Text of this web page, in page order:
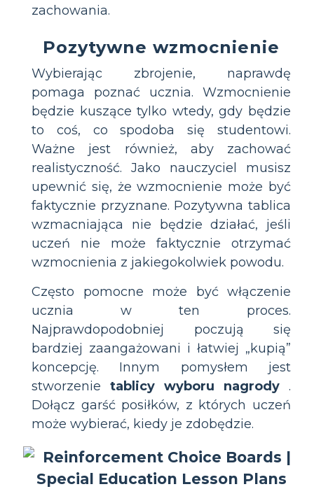
zachowania.
Pozytywne wzmocnienie
Wybierając zbrojenie, naprawdę
pomaga poznać ucznia. Wzmocnienie
będzie kuszące tylko wtedy, gdy będzie
to coś, co spodoba się studentowi.
Ważne jest również, aby zachować
realistyczność. Jako nauczyciel musisz
upewnić się, że wzmocnienie może być
faktycznie przyznane. Pozytywna tablica
wzmacniająca nie będzie działać, jeśli
uczeń nie może faktycznie otrzymać
wzmocnienia z jakiegokolwiek powodu.
Często pomocne może być włączenie
ucznia w ten proces.
Najprawdopodobniej poczują się
bardziej zaangażowani i łatwiej „kupią”
koncepcję. Innym pomysłem jest
stworzenie tablicy wyboru nagrody .
Dołącz garść posiłków, z których uczeń
może wybierać, kiedy je zdobędzie.